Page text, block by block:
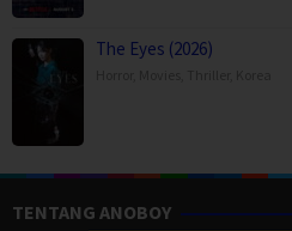
The Eyes (2026)
TENTANG ANOBOY